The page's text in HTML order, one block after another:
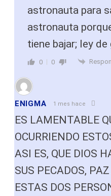
astronauta para
astronauta
tiene bajar; ley de
0 0
ENIGMA 1 mes hace
ES LAMENTABLE
OCURRIENDO
ASI ES, QUE DIOS
SUS PECADOS,
ESTAS DOS